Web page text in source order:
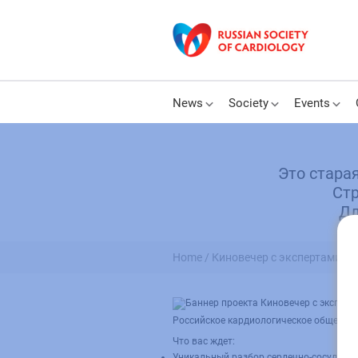
News Society Events
Это
Home / Киновечер с экспертами
Российское кардиологическое
Что вас ждет: